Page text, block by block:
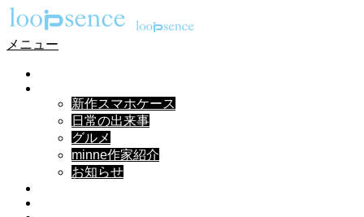
メニュー
新作スマホケース
日常の出来事
グルメ
minne作家紹介
お知らせ